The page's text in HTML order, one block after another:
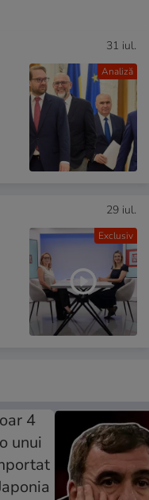
Analiză
31 iul.
Exclusiv
29 iul.